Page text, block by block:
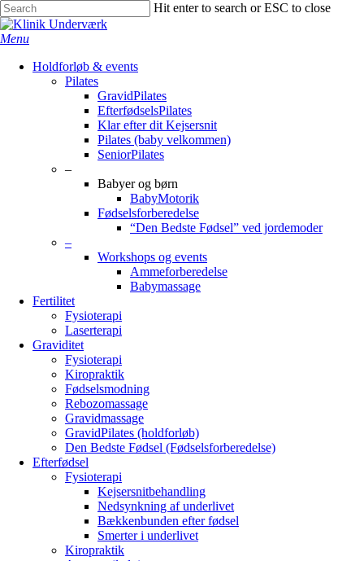
Skip
to
main
Hit enter to search or ESC to close
Close
Search
search
Menu
Holdforløb & events
Pilates
GravidPilates
EfterfødselsPilates
Klar efter dit Kejsersnit
Pilates (baby velkommen)
SeniorPilates
–
Babyer og børn
BabyMotorik
Fødselsforberedelse
“Den Bedste Fødsel” ved jordemoder
–
Workshops og events
Ammeforberedelse
Babymassage
Fertilitet
Fysioterapi
Laserterapi
Graviditet
Fysioterapi
Kiropraktik
Fødselsmodning
Rebozomassage
Gravidmassage
GravidPilates (holdforløb)
Den Bedste Fødsel (Fødselsforberedelse)
Efterfødsel
Fysioterapi
Kejsersnitbehandling
Nedsynkning af underlivet
Bækkenbunden efter fødsel
Smerter i underlivet
Kiropraktik